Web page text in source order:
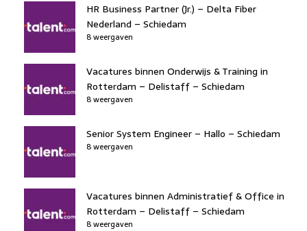
HR Business Partner (Jr.) – Delta Fiber
Nederland – Schiedam
8 weergaven
Vacatures binnen Onderwijs & Training in
Rotterdam – Delistaff – Schiedam
8 weergaven
Senior System Engineer – Hallo – Schiedam
8 weergaven
Vacatures binnen Administratief & Office in
Rotterdam – Delistaff – Schiedam
8 weergaven